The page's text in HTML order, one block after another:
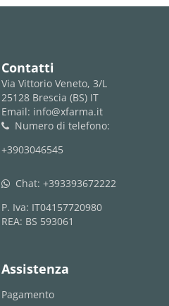
Contatti
Via Vittorio Veneto, 3/L
25128 Brescia (BS) IT
Email: info@xfarma.it
phone
Numero di telefono:
+3903046545
whatsapp Chat: +393393672222
P. Iva: IT04157720980
REA: BS 593061
Assistenza
Pagamento